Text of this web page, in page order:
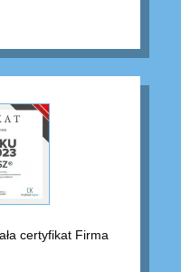
certyfikat Firma